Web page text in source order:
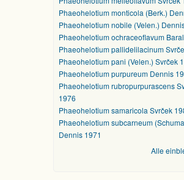
Phaeohelotium monticola (Berk.)
Phaeohelotium nobile (Velen.)
Phaeohelotium ochraceoflavum
Phaeohelotium pallidelilacinum
Phaeohelotium pani (Velen.) Svrček
Phaeohelotium purpureum Dennis
Phaeohelotium rubropurpurascens
1976
Phaeohelotium samaricola Svrček
Phaeohelotium subcarneum
Dennis 1971
Alle